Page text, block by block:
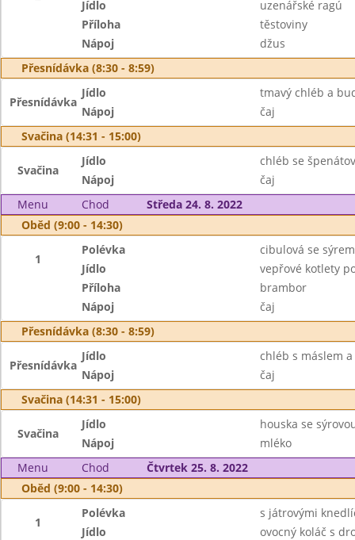
Jídlo
uzenářské ragú
Příloha
těstoviny
Nápoj
džus
Přesnídávka (8:30 - 8:59)
Přesnídávka
Jídlo
tmavý chléb a
Nápoj
čaj
Svačina (14:31 - 15:00)
Svačina
Jídlo
chléb se
Nápoj
čaj
Menu
Chod
Středa 24. 8. 2022
Oběd (9:00 - 14:30)
1
Polévka
cibulová se sýrem
Jídlo
vepřové kotlety
Příloha
brambor
Nápoj
čaj
Přesnídávka (8:30 - 8:59)
Přesnídávka
Jídlo
chléb s máslem
Nápoj
čaj
Svačina (14:31 - 15:00)
Svačina
Jídlo
houska se
Nápoj
mléko
Menu
Chod
Čtvrtek 25. 8. 2022
Oběd (9:00 - 14:30)
1
Polévka
s játrovými
Jídlo
ovocný koláč s